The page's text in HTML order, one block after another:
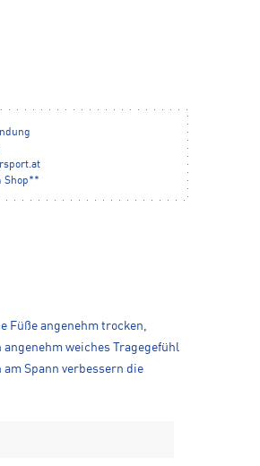
Shop**
Füße angenehm trocken,
weiches Tragegefühl
Spann verbessern die